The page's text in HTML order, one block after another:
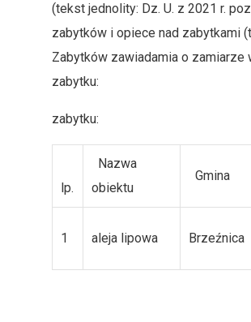
(tekst jednolity: Dz. U. z 2021 r.
zabytków i opiece nad zabytkami
Zabytków zawiadamia o zamiarze
zabytku:
zabytku:
lp.
Nazwa
obiektu
Gmina
1 aleja lipowa Brzeźnica